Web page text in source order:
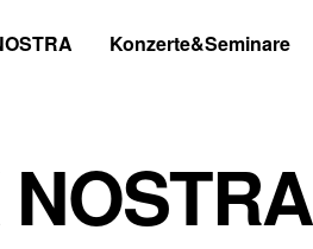
Konzerte&Seminare